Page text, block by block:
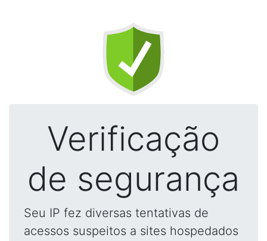
Verificação
de segurança
Seu IP fez diversas tentativas de
acessos suspeitos a sites hospedados